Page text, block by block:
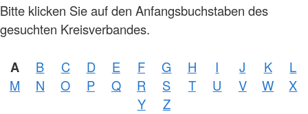
Bitte klicken Sie auf den Anfangsbuchstaben des
gesuchten Kreisverbandes.
A B C D E F G H I J K
L
M
N O P Q R S T U V W
X
Y
Z
Foto:
Zelck /